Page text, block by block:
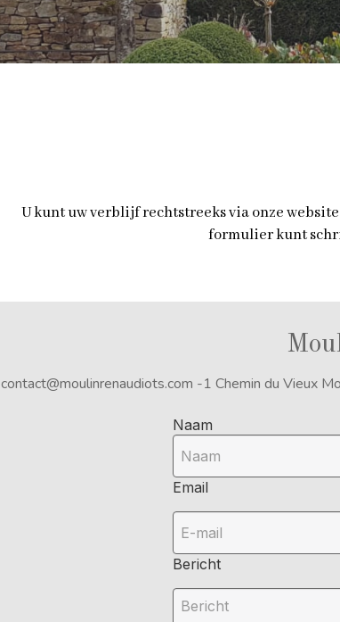
U kunt uw verblijf rechtstreeks via onze
formulier kunt
contact@moulinrenaudiots.com -1 Chemin du Vieux
Naam
Email
Bericht